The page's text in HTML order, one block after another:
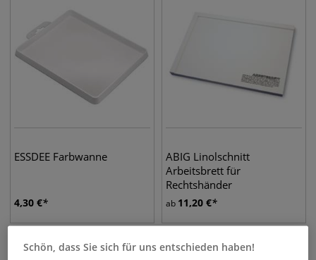
ESSDEE Farbwanne
4,30 €
ABIG Linolschnitt
Arbeitsbrett für
Rechtshänder
ab 11,20 €
Schön, dass Sie sich für uns entschieden haben!